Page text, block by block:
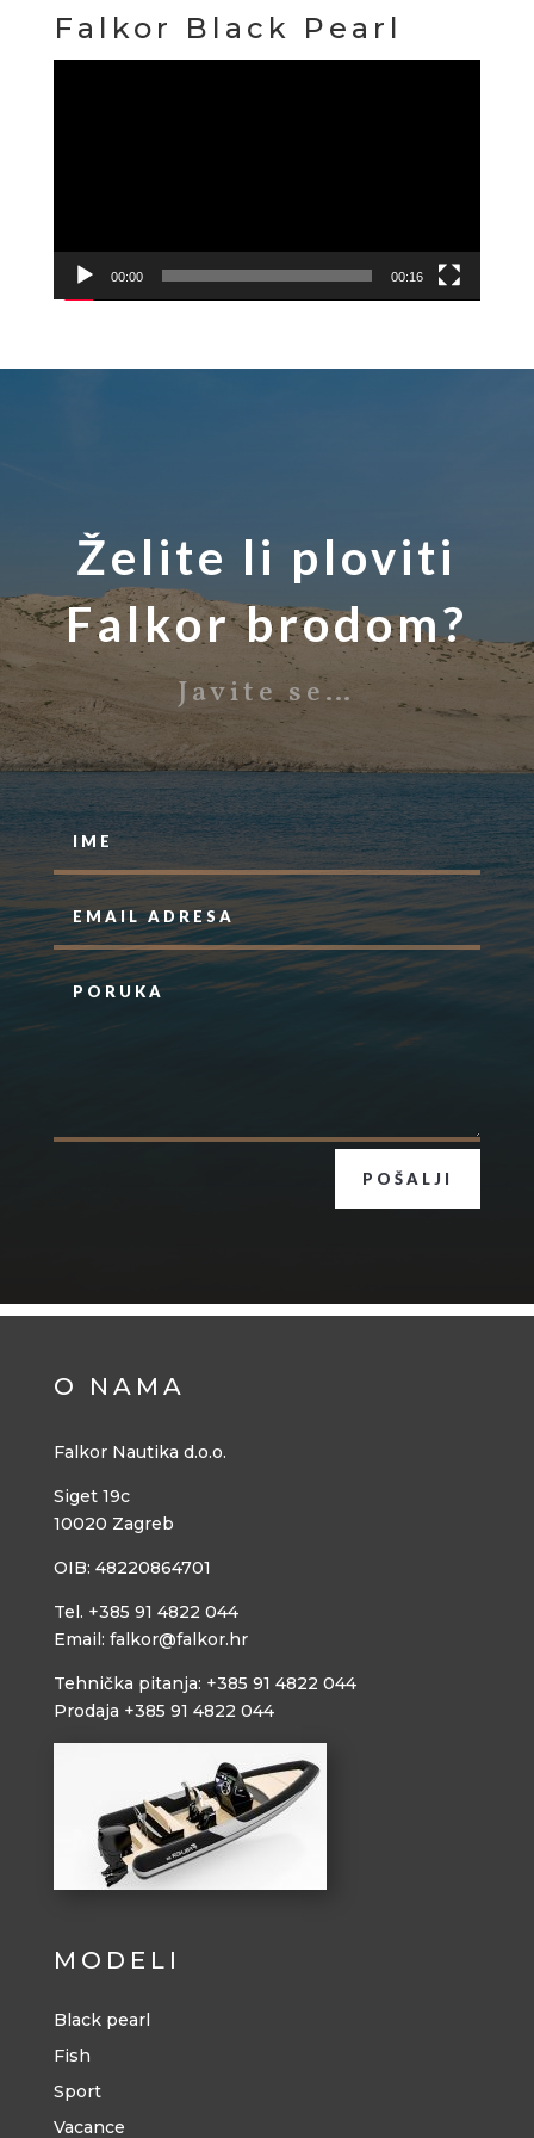
Falkor Black Pearl
00:00 00:16
Želite li ploviti
Falkor brodom?
Javite se…
POŠALJI
O NAMA
Falkor Nautika d.o.o.
Siget 19c
10020 Zagreb
OIB: 48220864701
Tel. +385 91 4822 044
Email: falkor@falkor.hr
Tehnička pitanja: +385 91 4822 044
Prodaja +385 91 4822 044
MODELI
Black pearl
Fish
Sport
Vacance